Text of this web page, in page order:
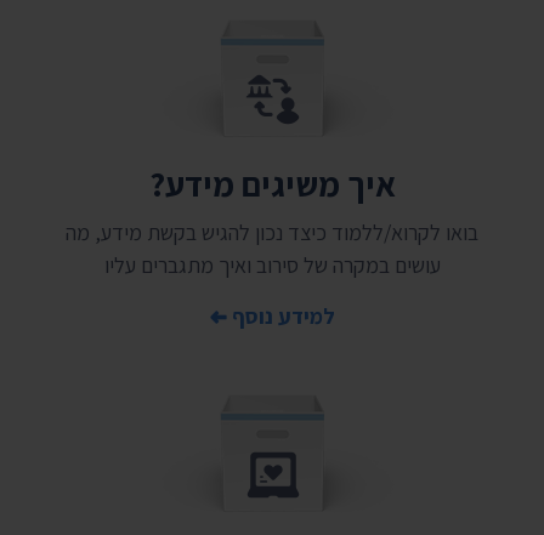
איך משיגים מידע?
בואו לקרוא/ללמוד כיצד נכון להגיש בקשת מידע, מה
עושים במקרה של סירוב ואיך מתגברים עליו
למידע נוסף